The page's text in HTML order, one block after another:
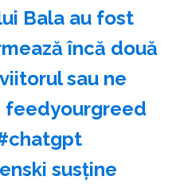
Bala au fost
încă două
sau ne
feedyourgreed
susţine